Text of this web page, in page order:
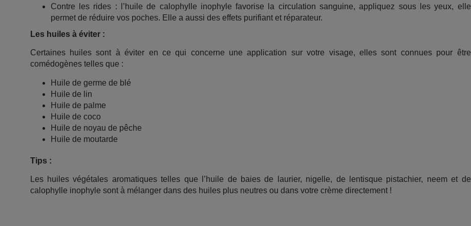
Contre les rides : l’huile de calophylle inophyle favorise la circulation sanguine, appliquez sous les yeux, elle
permet de réduire vos poches. Elle a aussi des effets purifiant et réparateur.
Les huiles à éviter :
Certaines huiles sont à éviter en ce qui concerne une application sur votre visage, elles sont connues pour être
comédogènes telles que :
Huile de germe de blé
Huile de lin
Huile de palme
Huile de coco
Huile de noyau de pêche
Huile de moutarde
Tips :
Les huiles végétales aromatiques telles que l’huile de baies de laurier, nigelle, de lentisque pistachier, neem et de
calophylle inophyle sont à mélanger dans des huiles plus neutres ou dans votre crème directement !